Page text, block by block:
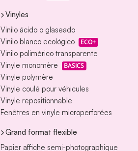
Vinyles
Vinilo ácido o glaseado
Vinilo blanco ecológico
ECO+
Vinilo polimérico transparente
Vinyle monomère
BASICS
Vinyle polymère
Vinyle coulé pour véhicules
Vinyle repositionnable
Fenêtres en vinyle microperforées
Grand format flexible
Papier affiche semi-photographique